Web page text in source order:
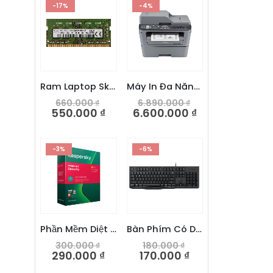
-17%
Ram Laptop Skhynix 8GB DDR4 2666V
660.000₫
550.000 ₫
-4%
Máy In Đa Năng Trắng Đen Brother MFC-L2701DW
6.890.000₫
6.600.000 ₫
-3%
Phần Mềm Diệt Virus Kaspersky Internet Security
300.000₫
290.000 ₫
-6%
Bàn Phím Có Dây Dareu LK185
180.000₫
170.000 ₫